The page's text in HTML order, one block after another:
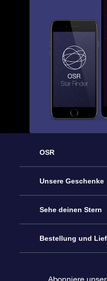
OSR
Service
Kontakt
Blog
Unsere Geschenke
Sterne schenken
OSR-Geschenkpaket
Sehe deinen Stern
Sternregister
Bestellung und
Abonniere